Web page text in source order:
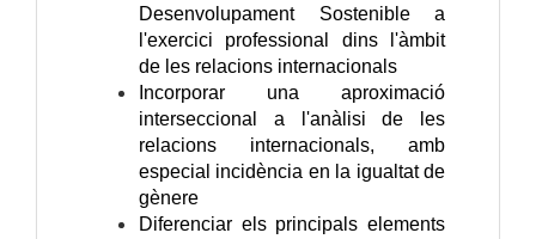
Desenvolupament Sostenible a
l'exercici professional dins l'àmbit
de les relacions internacionals
Incorporar una aproximació
interseccional a l'anàlisi de les
relacions internacionals, amb
especial incidència en la igualtat de
gènere
Diferenciar els principals elements